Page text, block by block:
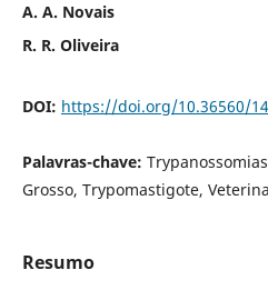
A. A. Novais
R. R. Oliveira
DOI: https://doi.org/10.36560/
Palavras-chave:
Grosso, Trypomastigote,
Resumo